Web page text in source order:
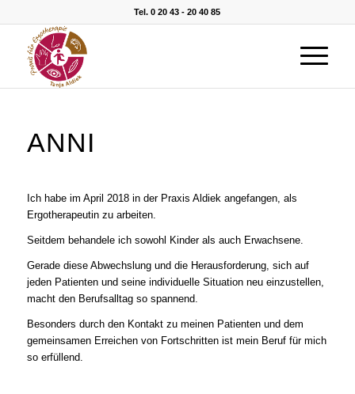
Tel. 0 20 43 - 20 40 85
ANNI
Ich habe im April 2018 in der Praxis Aldiek angefangen, als
Ergotherapeutin zu arbeiten.
Seitdem behandele ich sowohl Kinder als auch Erwachsene.
Gerade diese Abwechslung und die Herausforderung, sich auf
jeden Patienten und seine individuelle Situation neu einzustellen,
macht den Berufsalltag so spannend.
Besonders durch den Kontakt zu meinen Patienten und dem
gemeinsamen Erreichen von Fortschritten ist mein Beruf für mich
so erfüllend.